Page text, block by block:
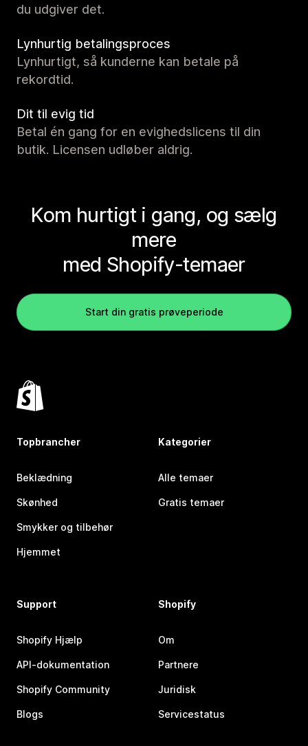
du udgiver det.
Lynhurtig betalingsproces
Lynhurtigt, så kunderne kan betale på
rekordtid.
Dit til evig tid
Betal én gang for en evighedslicens til din
butik. Licensen udløber aldrig.
Kom hurtigt i gang, og sælg
mere
med Shopify-temaer
Start din gratis prøveperiode
Topbrancher
Beklædning
Skønhed
Smykker og tilbehør
Hjemmet
Kategorier
Alle temaer
Gratis temaer
Support
Shopify Hjælp
API-dokumentation
Shopify Community
Blogs
Shopify
Om
Partnere
Juridisk
Servicestatus